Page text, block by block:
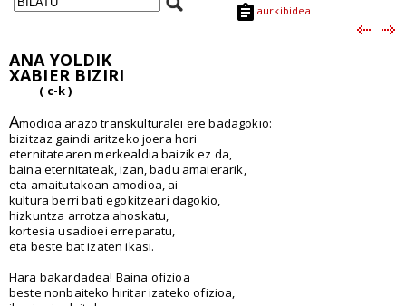
aurkibidea
ANA YOLDIK
XABIER BIZIRI
( c-k )
Amodioa arazo transkulturalei ere badagokio:
bizitzaz gaindi aritzeko joera hori
eternitatearen merkealdia baizik ez da,
baina eternitateak, izan, badu amaierarik,
eta amaitutakoan amodioa, ai
kultura berri bati egokitzeari dagokio,
hizkuntza arrotza ahoskatu,
kortesia usadioei erreparatu,
eta beste bat izaten ikasi.
Hara bakardadea! Baina ofizioa
beste nonbaiteko hiritar izateko ofizioa,